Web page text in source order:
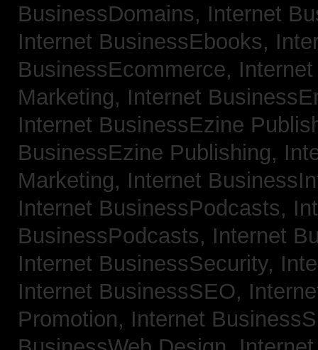
BusinessDomains, Internet
Internet BusinessEbooks,
BusinessEcommerce,
Marketing, Internet
Internet BusinessEzine
BusinessEzine Publishing,
Marketing, Internet
Internet BusinessPodcasts,
BusinessPodcasts, Internet
Internet BusinessSecurity,
Internet BusinessSEO,
Promotion, Internet